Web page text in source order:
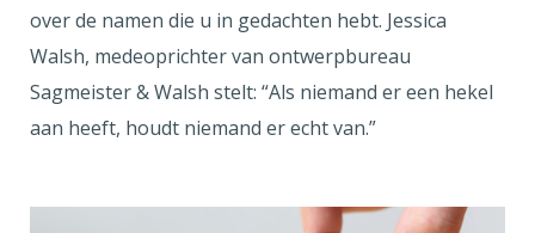
over de namen die u in gedachten hebt. Jessica
Walsh, medeoprichter van ontwerpbureau
Sagmeister & Walsh stelt: “Als niemand er een hekel
aan heeft, houdt niemand er echt van.”